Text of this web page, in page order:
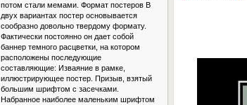
потом стали мемами. Формат постеров В
двух вариантах постер основывается
сообразно довольно твердому формату.
Фактически постоянно он дает собой
баннер темного расцветки, на котором
расположены последующие
составляющие: Изваяние в рамке,
иллюстрирующее постер. Призыв, взятый
большим шрифтом с засечками.
Набранное наиболее маленьким шрифтом